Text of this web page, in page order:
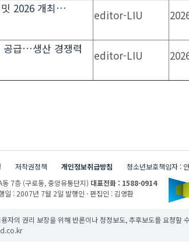
2026 개최…
editor-LIU
공급…생산 경쟁력
editor-LIU
저작권정책 개인정보취급방침 청소년보호책임자 :
7층 (구로동, 중앙유통단지) 대표전화 : 1588-0914
일 : 2007년 7월 2일 발행인 · 편집인 : 김영환
자의 권리 보장을 위해 반론이나 정정보도, 추후보도를 요청할